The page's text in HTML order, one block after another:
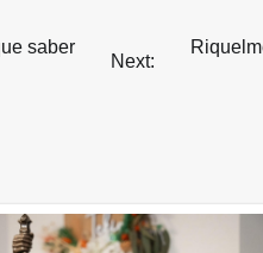
saber
Next: